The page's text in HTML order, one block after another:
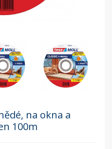
na okna a
100m